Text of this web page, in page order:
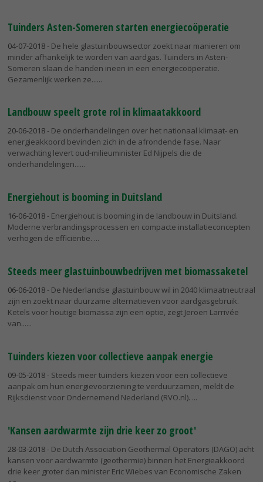
Tuinders Asten-Someren starten energiecoöperatie
04-07-2018- De hele glastuinbouwsector zoekt naar manieren om
minder afhankelijk te worden van aardgas. Tuinders in Asten-
Someren slaan de handen ineen in een energiecoöperatie.
Gezamenlijk werken ze...
Landbouw speelt grote rol in klimaatakkoord
20-06-2018- De onderhandelingen over het nationaal klimaat- en
energieakkoord bevinden zich in de afrondende fase. Naar
verwachting levert oud-milieuminister Ed Nijpels die de
onderhandelingen...
Energiehout is booming in Duitsland
16-06-2018- Energiehout is booming in de landbouw in Duitsland.
Moderne verbrandingsprocessen en compacte installatieconcepten
verhogen de efficiëntie.
Steeds meer glastuinbouwbedrijven met biomassaketel
06-06-2018- De Nederlandse glastuinbouw wil in 2040 klimaatneutraal
zijn en zoekt naar duurzame alternatieven voor aardgasgebruik.
Ketels voor houtige biomassa zijn een optie, zegt Jeroen Larrivée
van...
Tuinders kiezen voor collectieve aanpak energie
09-05-2018- Steeds meer tuinders kiezen voor een collectieve
aanpak om hun energievoorziening te verduurzamen, meldt de
Rijksdienst voor Ondernemend Nederland (RVO.nl).
'Kansen aardwarmte zijn drie keer zo groot'
28-03-2018- De Dutch Association Geothermal Operators (DAGO) acht
kansen voor aardwarmte (geothermie) binnen het Energieakkoord
drie keer groter dan minister Eric Wiebes van Economische Zaken